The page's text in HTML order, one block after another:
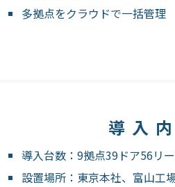
多拠点をクラウドで一括管理
導入
導入台数：9拠点39ドア56リ
設置場所：東京本社、富山工